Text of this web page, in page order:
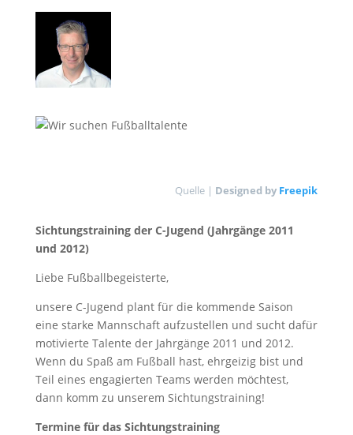
Quelle | Designed by Freepik
Sichtungstraining der C-Jugend (Jahrgänge 2011
und 2012)
Liebe Fußballbegeisterte,
unsere C-Jugend plant für die kommende Saison
eine starke Mannschaft aufzustellen und sucht dafür
motivierte Talente der Jahrgänge 2011 und 2012.
Wenn du Spaß am Fußball hast, ehrgeizig bist und
Teil eines engagierten Teams werden möchtest,
dann komm zu unserem Sichtungstraining!
Termine für das Sichtungstraining